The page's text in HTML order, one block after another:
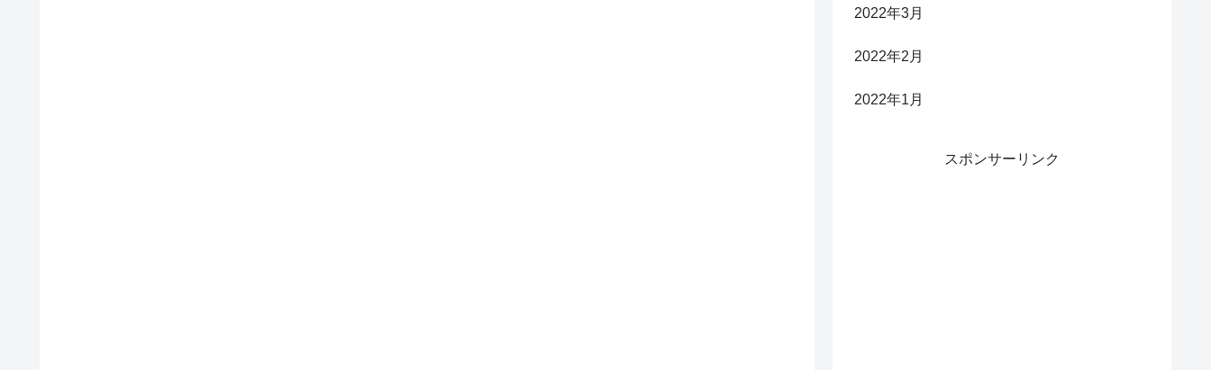
2022年3月
2022年2月
2022年1月
スポンサーリンク